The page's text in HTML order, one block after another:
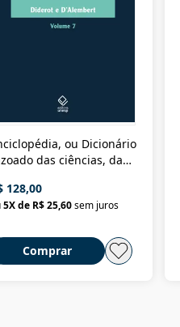
ou Dicionário
das ciências, das
material
128,00
5X de R$ 25,60sem juros
Comprar